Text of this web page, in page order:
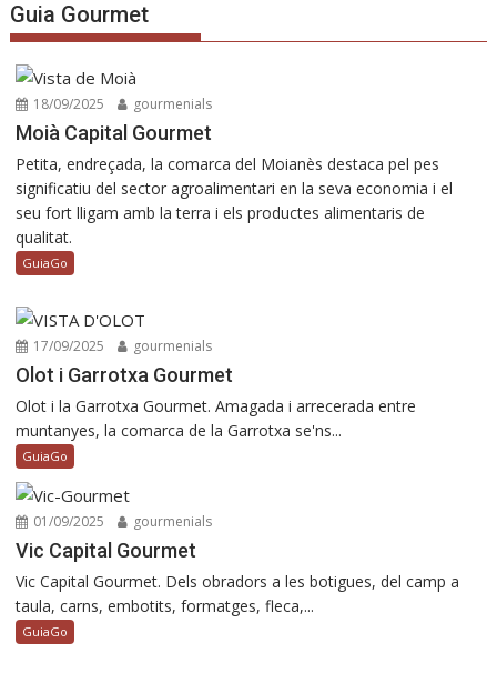
Guia Gourmet
18/09/2025 gourmenials
Moià Capital Gourmet
Petita, endreçada, la comarca del Moianès destaca pel pes
significatiu del sector agroalimentari en la seva economia i el
seu fort lligam amb la terra i els productes alimentaris de
qualitat.
GuiaGo
17/09/2025 gourmenials
Olot i Garrotxa Gourmet
Olot i la Garrotxa Gourmet. Amagada i arrecerada entre
muntanyes, la comarca de la Garrotxa se'ns...
GuiaGo
01/09/2025 gourmenials
Vic Capital Gourmet
Vic Capital Gourmet. Dels obradors a les botigues, del camp a
taula, carns, embotits, formatges, fleca,...
GuiaGo